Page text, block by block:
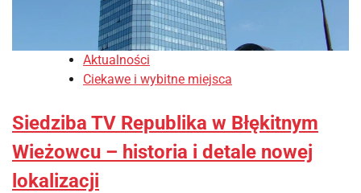
Aktualności
Ciekawe i wybitne miejsca
Siedziba TV Republika w Błękitnym
Wieżowcu – historia i detale nowej
lokalizacji